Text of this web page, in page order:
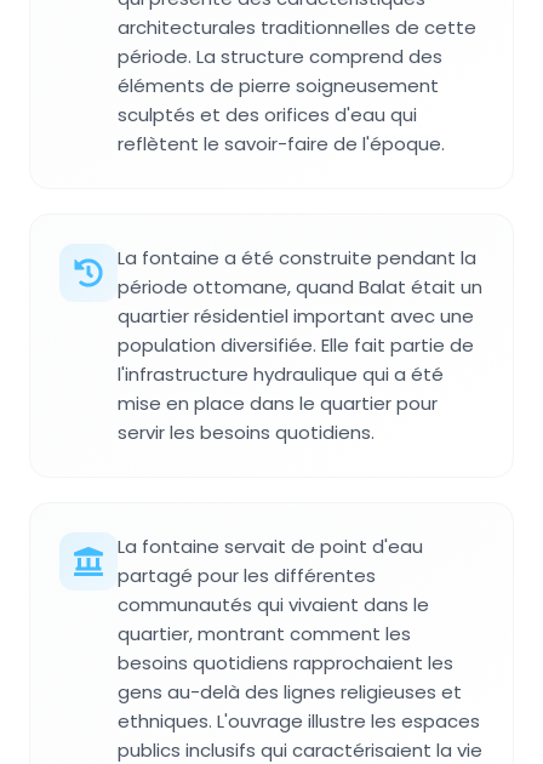
architecturales traditionnelles de cette
période. La structure comprend des
éléments de pierre soigneusement
sculptés et des orifices d'eau qui
reflètent le savoir-faire de l'époque.
La fontaine a été construite pendant la
période ottomane, quand Balat était un
quartier résidentiel important avec une
population diversifiée. Elle fait partie de
l'infrastructure hydraulique qui a été
mise en place dans le quartier pour
servir les besoins quotidiens.
La fontaine servait de point d'eau
partagé pour les différentes
communautés qui vivaient dans le
quartier, montrant comment les
besoins quotidiens rapprochaient les
gens au-delà des lignes religieuses et
ethniques. L'ouvrage illustre les espaces
publics inclusifs qui caractérisaient la vie